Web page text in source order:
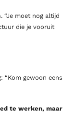
“Je moet nog altijd
die je vooruit
“Kom gewoon eens
te werken, maar